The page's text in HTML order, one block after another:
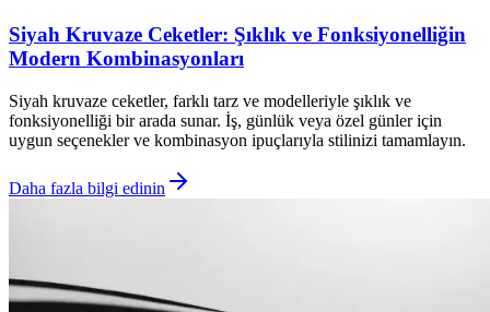
Siyah Kruvaze Ceketler: Şıklık ve Fonksiyonelliğin
Modern Kombinasyonları
Siyah kruvaze ceketler, farklı tarz ve modelleriyle şıklık ve
fonksiyonelliği bir arada sunar. İş, günlük veya özel günler için
uygun seçenekler ve kombinasyon ipuçlarıyla stilinizi tamamlayın.
Daha fazla bilgi edinin